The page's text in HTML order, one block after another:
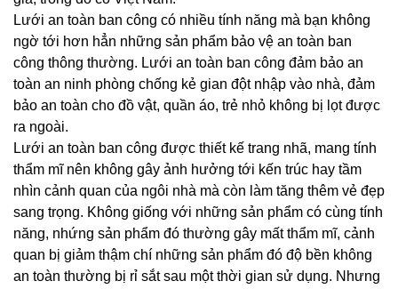
Lưới an toàn ban công có nhiều tính năng mà bạn không
ngờ tới hơn hẳn những sản phẩm bảo vệ an toàn ban
công thông thường. Lưới an toàn ban công đảm bảo an
toàn an ninh phòng chống kẻ gian đột nhập vào nhà, đảm
bảo an toàn cho đồ vật, quần áo, trẻ nhỏ không bị lọt được
ra ngoài.
Lưới an toàn ban công được thiết kế trang nhã, mang tính
thẩm mĩ nên không gây ảnh hưởng tới kến trúc hay tầm
nhìn cảnh quan của ngôi nhà mà còn làm tăng thêm vẻ đẹp
sang trọng. Không giống với những sản phẩm có cùng tính
năng, nhứng sản phẩm đó thường gây mất thẩm mĩ, cảnh
quan bị giảm thậm chí những sản phẩm đó độ bền không
an toàn thường bị rỉ sắt sau một thời gian sử dụng. Nhưng